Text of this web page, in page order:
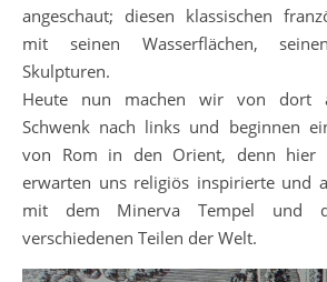
angeschaut; diesen klassischen
mit seinen Wasserflächen,
Skulpturen.
Heute nun machen wir von dort
Schwenk nach links und beginnen
von Rom in den Orient, denn hier
erwarten uns religiös inspirierte und
mit dem Minerva Tempel und
verschiedenen Teilen der Welt.